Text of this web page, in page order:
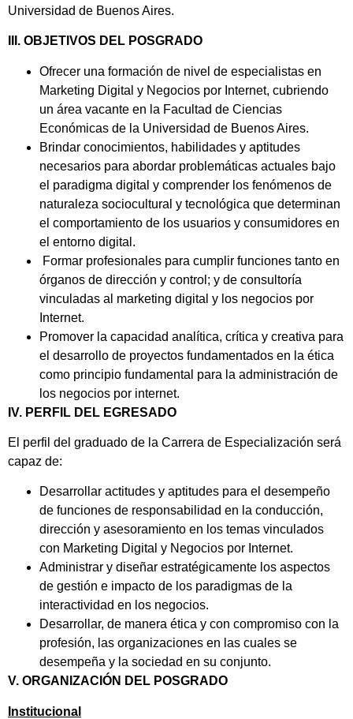
Universidad de Buenos Aires.
III. OBJETIVOS DEL POSGRADO
Ofrecer una formación de nivel de especialistas en
Marketing Digital y Negocios por Internet, cubriendo
un área vacante en la Facultad de Ciencias
Económicas de la Universidad de Buenos Aires.
Brindar conocimientos, habilidades y aptitudes
necesarios para abordar problemáticas actuales bajo
el paradigma digital y comprender los fenómenos de
naturaleza sociocultural y tecnológica que determinan
el comportamiento de los usuarios y consumidores en
el entorno digital.
Formar profesionales para cumplir funciones tanto en
órganos de dirección y control; y de consultoría
vinculadas al marketing digital y los negocios por
Internet.
Promover la capacidad analítica, crítica y creativa para
el desarrollo de proyectos fundamentados en la ética
como principio fundamental para la administración de
los negocios por internet.
IV. PERFIL DEL EGRESADO
El perfil del graduado de la Carrera de Especialización será
capaz de:
Desarrollar actitudes y aptitudes para el desempeño
de funciones de responsabilidad en la conducción,
dirección y asesoramiento en los temas vinculados
con Marketing Digital y Negocios por Internet.
Administrar y diseñar estratégicamente los aspectos
de gestión e impacto de los paradigmas de la
interactividad en los negocios.
Desarrollar, de manera ética y con compromiso con la
profesión, las organizaciones en las cuales se
desempeña y la sociedad en su conjunto.
V. ORGANIZACIÓN DEL POSGRADO
Institucional